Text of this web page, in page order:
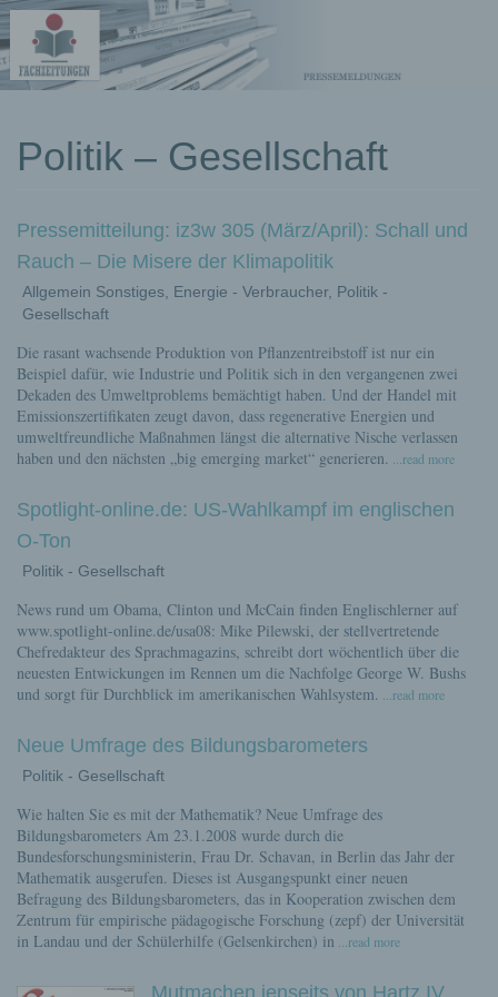
Pressemeldungen
Politik – Gesellschaft
Pressemitteilung: iz3w 305 (März/April): Schall und
Rauch – Die Misere der Klimapolitik
Allgemein Sonstiges, Energie - Verbraucher, Politik -
Gesellschaft
Die rasant wachsende Produktion von Pflanzentreibstoff ist nur ein
Beispiel dafür, wie Industrie und Politik sich in den vergangenen zwei
Dekaden des Umweltproblems bemächtigt haben. Und der Handel mit
Emissionszertifikaten zeugt davon, dass regenerative Energien und
umweltfreundliche Maßnahmen längst die alternative Nische verlassen
haben und den nächsten „big emerging market“ generieren. ...read more
Spotlight-online.de: US-Wahlkampf im englischen
O-Ton
Politik - Gesellschaft
News rund um Obama, Clinton und McCain finden Englischlerner auf
www.spotlight-online.de/usa08: Mike Pilewski, der stellvertretende
Chefredakteur des Sprachmagazins, schreibt dort wöchentlich über die
neuesten Entwickungen im Rennen um die Nachfolge George W. Bushs
und sorgt für Durchblick im amerikanischen Wahlsystem. ...read more
Neue Umfrage des Bildungsbarometers
Politik - Gesellschaft
Wie halten Sie es mit der Mathematik? Neue Umfrage des
Bildungsbarometers Am 23.1.2008 wurde durch die
Bundesforschungsministerin, Frau Dr. Schavan, in Berlin das Jahr der
Mathematik ausgerufen. Dieses ist Ausgangspunkt einer neuen
Befragung des Bildungsbarometers, das in Kooperation zwischen dem
Zentrum für empirische pädagogische Forschung (zepf) der Universität
in Landau und der Schülerhilfe (Gelsenkirchen) in ...read more
Mutmachen jenseits von Hartz IV